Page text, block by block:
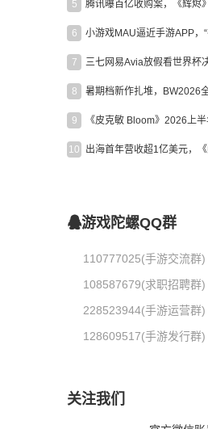
5
6 小游戏MAU逼近手游APP，
7
8
9
10
游戏陀螺QQ群
110777025(手游交流群)
108587679(求职招聘群)
228523944(手游运营群)
128609517(手游发行群)
关注我们